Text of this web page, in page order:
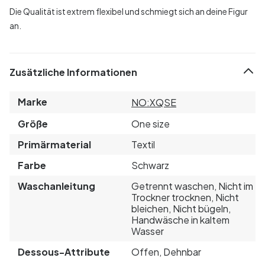
Die Qualität ist extrem flexibel und schmiegt sich an deine Figur
an.
Zusätzliche Informationen
Marke
NO:XQSE
Größe
One size
Primärmaterial
Textil
Farbe
Schwarz
Waschanleitung
Getrennt waschen, Nicht im
Trockner trocknen, Nicht
bleichen, Nicht bügeln,
Handwäsche in kaltem
Wasser
Dessous-Attribute
Offen, Dehnbar